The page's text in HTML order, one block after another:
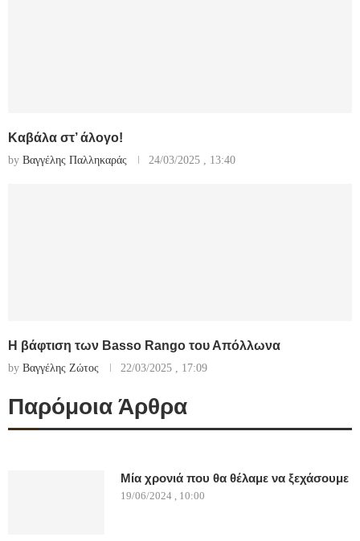
Καβάλα στ’ άλογο!
by Βαγγέλης Παλληκαράς 24/03/2025 , 13:40
Η βάφτιση των Basso Rango του Απόλλωνα
by Βαγγέλης Ζώτος 22/03/2025 , 17:09
Παρόμοια Άρθρα
Μία χρονιά που θα θέλαμε να ξεχάσουμε
19/06/2024 , 10:00